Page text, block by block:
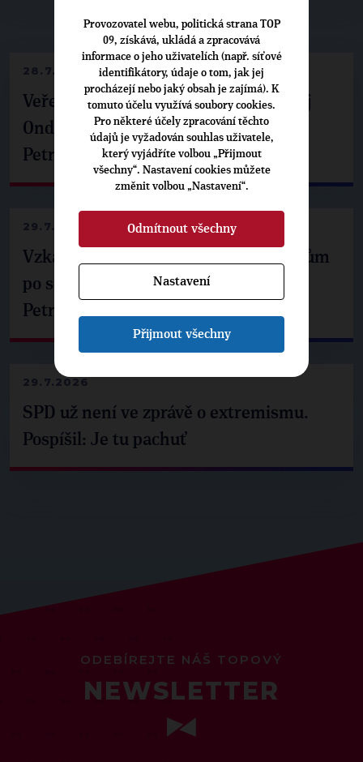
▶NEPŘEHLÉDNĚTE◀
28.7.2026
Veřejné finance, euro i školství. Matěj
Ondřej Havel jednal s prezidentem
Petrem Pavlem
29.7.2026
Vzkaz Matěje Ondřeje Havla příznivcům
po setkání s prezidentem republiky
Petrem Pavlem
29.7.2026
SPD už není ve zprávě o extremismu.
Pospíšil: Je tu pachuť
ODEBÍREJTE NÁŠ TOPOVÝ
NEWSLETTER
Provozovatel webu, politická strana TOP
09, získává, ukládá a zpracovává
informace o jeho uživatelích (např. síťové
identifikátory, údaje o tom, jak jej
procházejí nebo jaký obsah je zajímá). K
tomuto účelu využívá soubory cookies.
Pro některé účely zpracování těchto
údajů je vyžadován souhlas uživatele,
který vyjádříte volbou „Přijmout
všechny“. Nastavení cookies můžete
změnit volbou „Nastavení“.
Odmítnout všechny
Nastavení
Přijmout všechny